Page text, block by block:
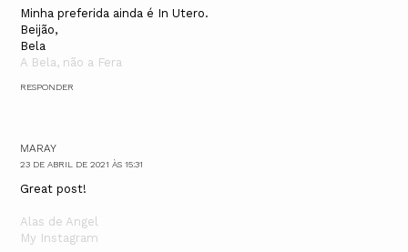
Minha preferida ainda é In Utero.
Beijão,
Bela
A Bela, não a Fera
RESPONDER
MARAY
23 DE ABRIL DE 2021 ÀS 15:31
Great post!
Alas de Angel
My Instagram